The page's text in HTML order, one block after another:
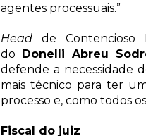
agentes processuais.”
Headde Contencioso
do Donelli Abreu
defende a necessidade
mais técnico para ter
processo e, como todos
Fiscal do juiz